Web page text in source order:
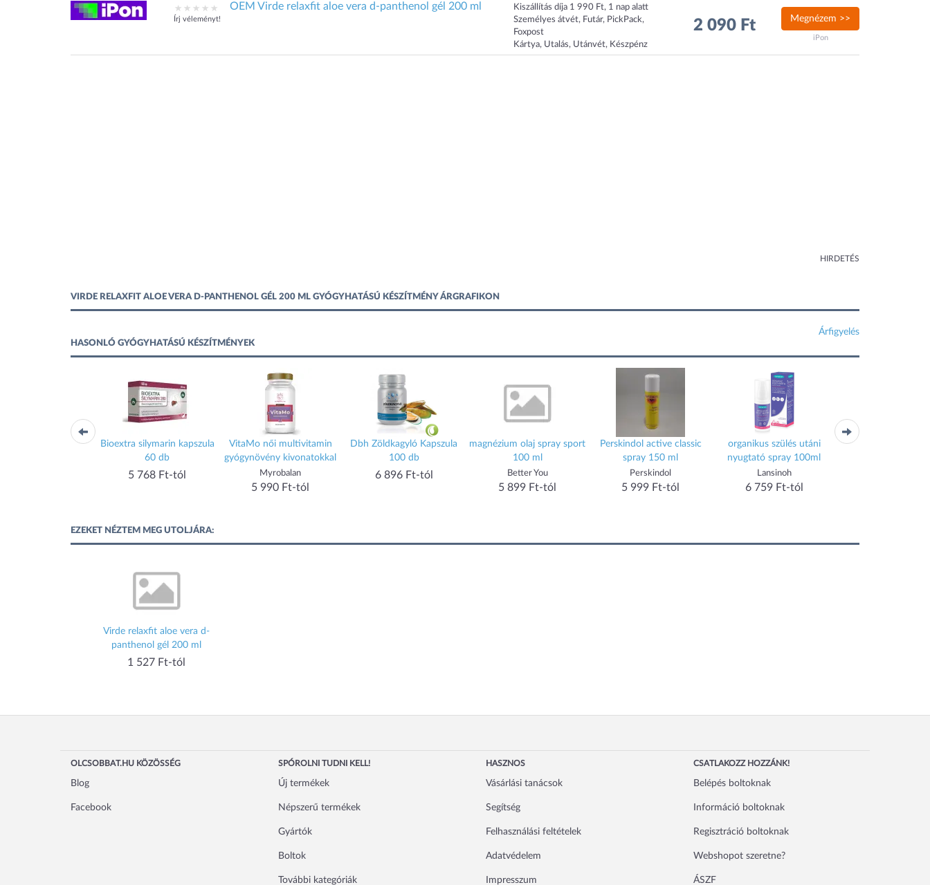
Írj véleményt!
OEM Virde relaxfit aloe vera d-panthenol gél 200 ml
Kiszállítás díja 1 990 Ft, 1 nap alatt
Személyes átvét, Futár, PickPack,
Foxpost
Kártya, Utalás, Utánvét, Készpénz
2 090 Ft Megnézem >>
iPon
HIRDETÉS
VIRDE RELAXFIT ALOE VERA D-PANTHENOL GÉL 200 ML GYÓGYHATÁSÚ KÉSZÍTMÉNY ÁRGRAFIKON
Árfigyelés
HASONLÓ GYÓGYHATÁSÚ KÉSZÍTMÉNYEK
mg tabletta 30 db
Bioextra silymarin kapszula
60 db
5 768 Ft-tól
VitaMo női multivitamin
gyógynövény kivonatokkal
Myrobalan
5 990 Ft-tól
Dbh Zöldkagyló Kapszula
100 db
6 896 Ft-tól
magnézium olaj spray sport
100 ml
Better You
5 899 Ft-tól
Perskindol active classic
spray 150 ml
Perskindol
5 999 Ft-tól
organikus szülés utáni
nyugtató spray 100ml
Lansinoh
6 759 Ft-tól
EZEKET NÉZTEM MEG UTOLJÁRA:
Virde relaxfit aloe vera d-
panthenol gél 200 ml
1 527 Ft-tól
OLCSOBBAT.HU KÖZÖSSÉG
Blog
Facebook
SPÓROLNI TUDNI KELL!
Új termékek
Népszerű termékek
Gyártók
Boltok
További kategóriák
HASZNOS
Vásárlási tanácsok
Segítség
Felhasználási feltételek
Adatvédelem
Impresszum
CSATLAKOZZ HOZZÁNK!
Belépés boltoknak
Információ boltoknak
Regisztráció boltoknak
Webshopot szeretne?
ÁSZF